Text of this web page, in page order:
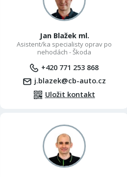
Jan Blažek ml.
Asistent/ka specialisty oprav po
nehodách - Škoda
+420 771 253 868
j.blazek@cb-auto.cz
Uložit kontakt